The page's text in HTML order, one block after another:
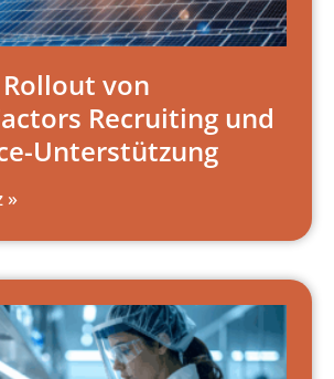
von
Recruiting und
Unterstützung
»